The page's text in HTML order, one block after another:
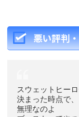
悪い評判
スウェットヒー
決まった時点で
無理なのよ